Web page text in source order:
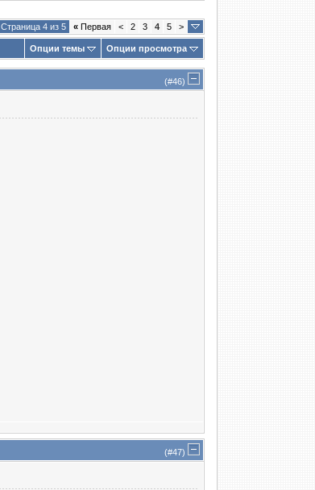
Страница 4 из 5 « Первая < 2 3 4 5 >
Опции темы Опции просмотра
(#46)
(#47)